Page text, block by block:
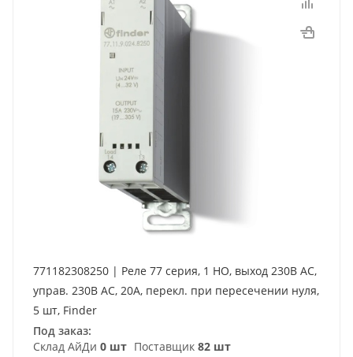
771182308250 | Реле 77 серия, 1 НО, выход 230В AC,
управ. 230В AC, 20A, перекл. при пересечении нуля,
5 шт, Finder
Под заказ:
Склад АйДи 0 шт Поставщик 82 шт